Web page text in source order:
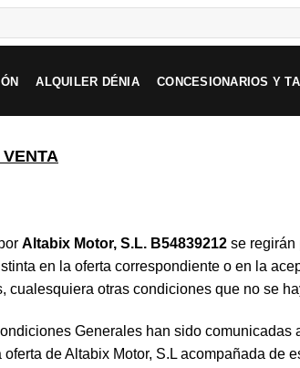
ALQUILER DÉNIA CONCESIONARIOS Y
Altabix Motor, S.L. B54839212 se regirán
en la oferta correspondiente o en la
cualesquiera otras condiciones que no se
Generales han sido
de Altabix Motor, S.L acompañada